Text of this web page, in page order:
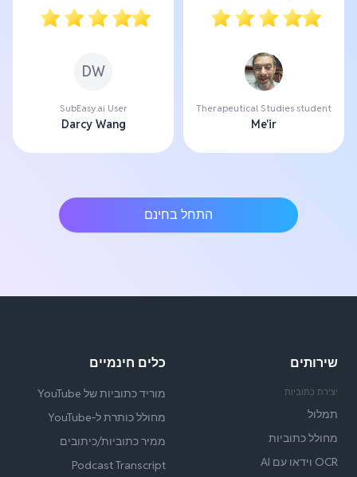
Therapeutical Studies student
Me'ir
DW
SubEasy.ai User
Darcy Wang
התחל בחינם
שירותים
יצירת כתוביות
תמלול
מחולל כתוביות
OCR וידאו עם AI
כלים חינמיים
מוריד כתוביות של YouTube
מחולל כותרת ל‑YouTube
ממיר כתוביות/כיתובים
Podcast Transcript